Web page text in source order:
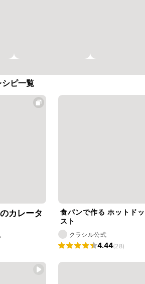
ピ一覧
カレータ
食パンで作る ホットド
スト
クラシル公式
4.44(28)